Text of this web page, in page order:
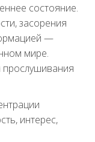
состояние.
засорения
—
мире.
прослушивания
интерес,